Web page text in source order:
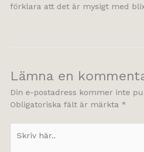
förklara att det är mysigt med
Lämna en
Din e-postadress kommer inte
Obligatoriska fält är märkta *
här..